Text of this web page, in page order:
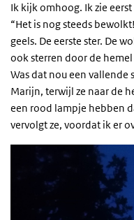
Ik kijk omhoog. Ik zie
“Het is nog steeds
geels. De eerste ster. De
ook sterren door de
Was dat nou een vallende
Marijn, terwijl ze naar de
een rood lampje hebben
vervolgt ze, voordat ik er